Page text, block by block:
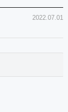
2022.07.01